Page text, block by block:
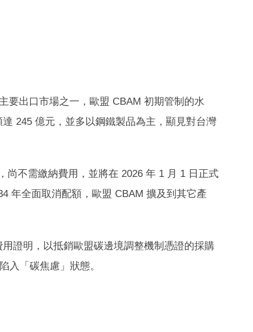
要出口市場之一，歐盟 CBAM 初期管制的水
245 億元，並多以鋼鐵製品為主，顯見對台灣
尚不需繳納費用，並將在 2026 年 1 月 1 日正式
年全面取消配額，歐盟 CBAM 擴及到其它產
證明，以抵銷歐盟碳邊境調整機制憑證的採購
入「碳焦慮」狀態。